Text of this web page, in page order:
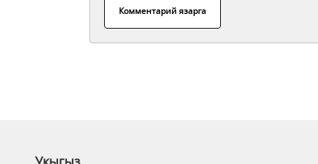
Комментарий язарга